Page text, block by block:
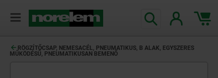
RÖGZÍTŐCSAP, NEMESACÉL, PNEUMATIKUS, B ALAK, EGYSZERES
MŰKÖDÉSŰ, PNEUMATIKUSAN BEMENŐ